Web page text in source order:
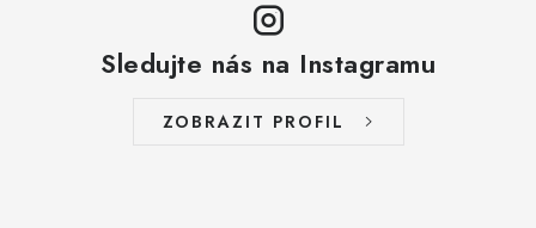
Sledujte nás na Instagramu
ZOBRAZIT PROFIL